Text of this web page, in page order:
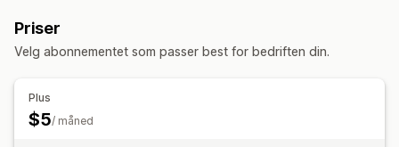
API-er og webhooker
Priser
Velg abonnementet som passer best for bedriften din.
Plus
$5/ måned